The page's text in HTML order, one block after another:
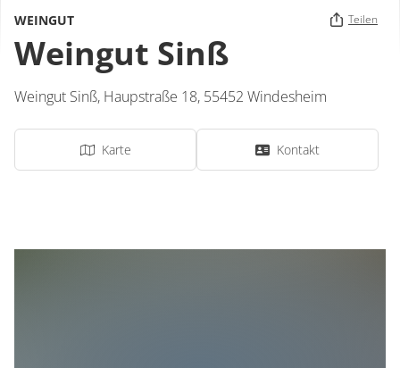
WEINGUT Teilen
Weingut Sinß
Weingut Sinß, Haupstraße 18, 55452 Windesheim
Karte Kontakt